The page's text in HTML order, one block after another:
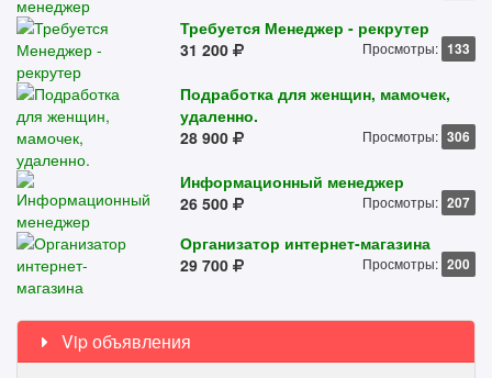
Требуется Менеджер - рекрутер
31 200
Просмотры: 133
Подработка для женщин, мамочек,
удаленно.
28 900
Просмотры: 306
Информационный менеджер
26 500
Просмотры: 207
Организатор интернет-магазина
29 700
Просмотры: 200
Vip объявления